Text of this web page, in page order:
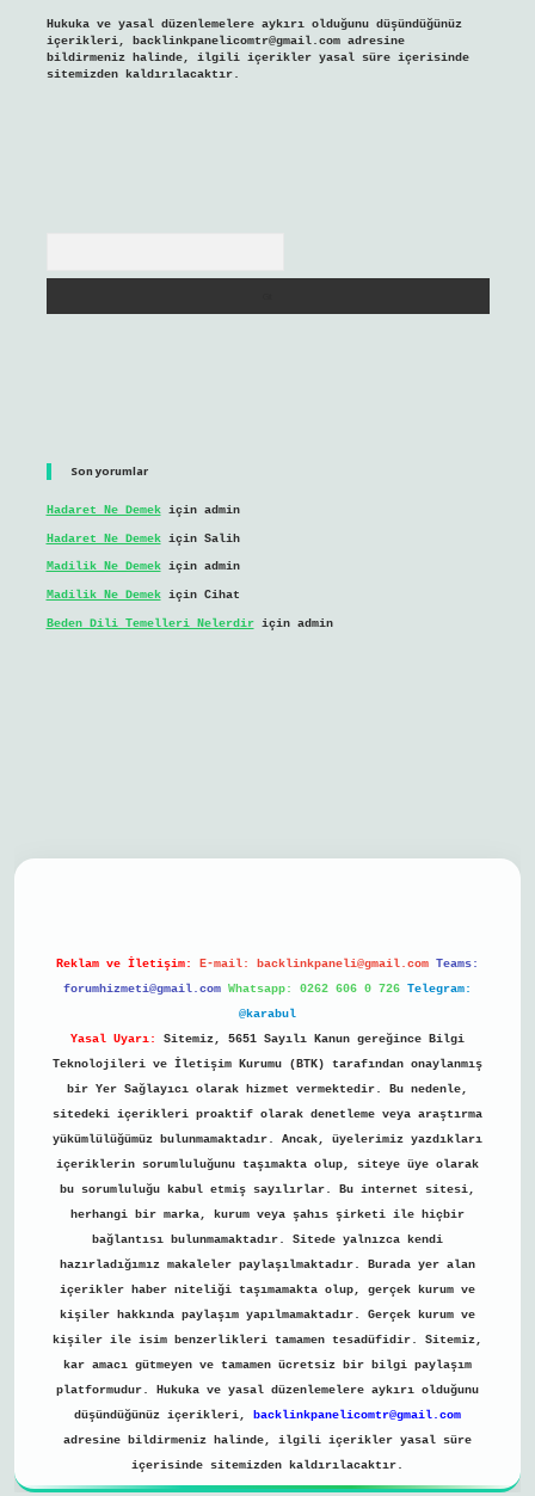
Hukuka ve yasal düzenlemelere aykırı olduğunu düşündüğünüz
içerikleri, backlinkpanelicomtr@gmail.comadresine
bildirmeniz halinde, ilgili içerikler yasal süre içerisinde
sitemizden kaldırılacaktır.
Son yorumlar
Hadaret Ne Demekiçin admin
Hadaret Ne Demekiçin Salih
Madilik Ne Demekiçin admin
Madilik Ne Demekiçin Cihat
Beden Dili Temelleri Nelerdiriçin admin
Reklam ve İletişim: E-mail: backlinkpaneli@gmail.com Teams:
forumhizmeti@gmail.com Whatsapp: 0262 606 0 726 Telegram:
@karabul
Yasal Uyarı:
Sitemiz, 5651 Sayılı Kanun gereğince Bilgi
Teknolojileri ve İletişim Kurumu (BTK) tarafından onaylanmış
bir Yer Sağlayıcı olarak hizmet vermektedir. Bu nedenle,
sitedeki içerikleri proaktif olarak denetleme veya araştırma
yükümlülüğümüz bulunmamaktadır. Ancak, üyelerimiz yazdıkları
içeriklerin sorumluluğunu taşımakta olup, siteye üye olarak
bu sorumluluğu kabul etmiş sayılırlar. Bu internet sitesi,
herhangi bir marka, kurum veya şahıs şirketi ile hiçbir
bağlantısı bulunmamaktadır. Sitede yalnızca kendi
hazırladığımız makaleler paylaşılmaktadır. Burada yer alan
içerikler haber niteliği taşımamakta olup, gerçek kurum ve
kişiler hakkında paylaşım yapılmamaktadır. Gerçek kurum ve
kişiler ile isim benzerlikleri tamamen tesadüfidir. Sitemiz,
kar amacı gütmeyen ve tamamen ücretsiz bir bilgi paylaşım
platformudur. Hukuka ve yasal düzenlemelere aykırı olduğunu
düşündüğünüz içerikleri,
backlinkpanelicomtr@gmail.com
adresine bildirmeniz halinde, ilgili içerikler yasal süre
içerisinde sitemizden kaldırılacaktır.